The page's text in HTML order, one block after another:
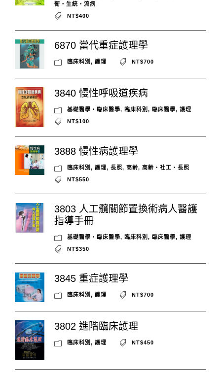
衛‧生統‧流病
NT$400
6870 當代重症護理學
臨床科別 , 護理 NT$700
3840 慢性呼吸道疾病
基礎醫學‧臨床醫學, 臨床科別 , 臨床醫學, 護理
NT$100
3888 慢性病護理學
臨床科別 , 護理, 長照, 高齡, 高齡‧社工‧長照
NT$550
3803 人工髖關節置換術病人醫護
指導手冊
基礎醫學‧臨床醫學, 臨床科別 , 臨床醫學, 護理
NT$350
3845 重症護理學
臨床科別 , 護理 NT$700
3802 進階臨床護理
臨床科別 , 護理 NT$450